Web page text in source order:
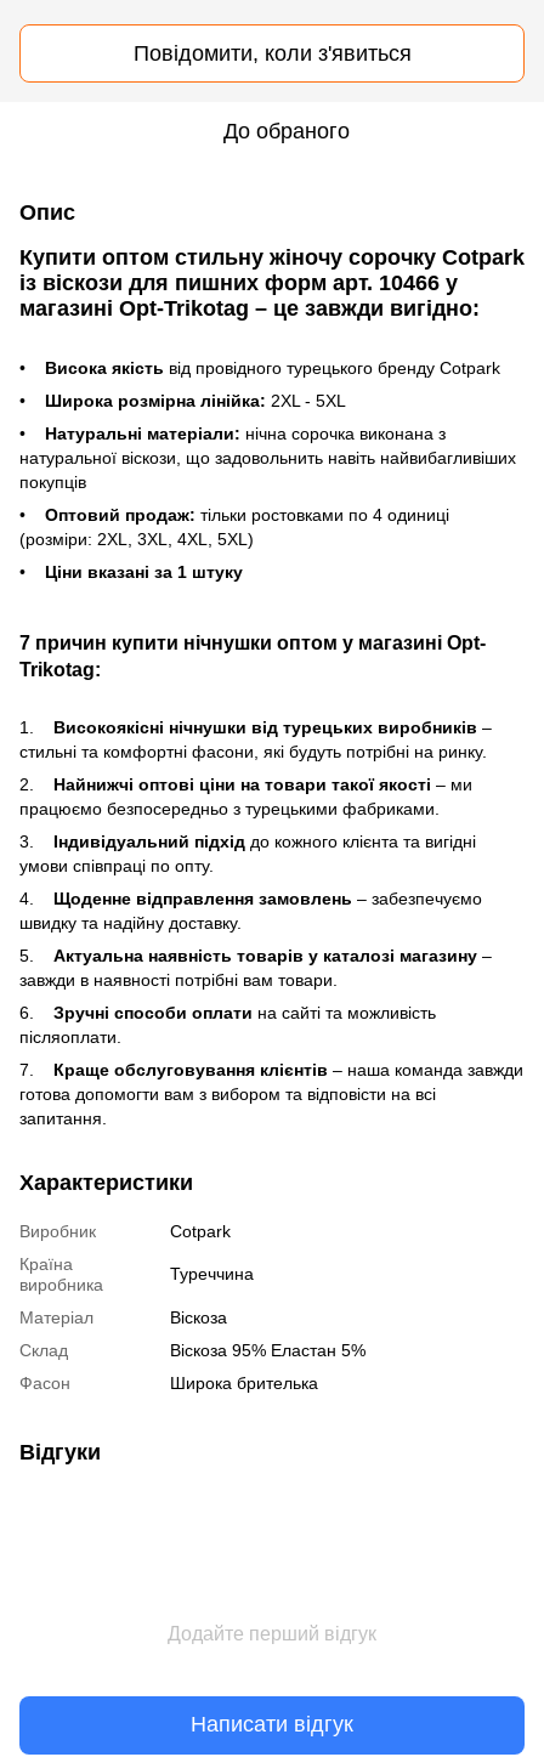
Повідомити, коли з'явиться
До обраного
Опис
Купити оптом стильну жіночу сорочку Cotpark
із віскози для пишних форм арт. 10466 у
магазині Opt-Trikotag – це завжди вигідно:
• Висока якість від провідного турецького бренду Cotpark
• Широка розмірна лінійка: 2XL - 5XL
• Натуральні матеріали: нічна сорочка виконана з
натуральної віскози, що задовольнить навіть найвибагливіших
покупців
• Оптовий продаж: тільки ростовками по 4 одиниці
(розміри: 2XL, 3XL, 4XL, 5XL)
• Ціни вказані за 1 штуку
7 причин купити нічнушки оптом у магазині Opt-
Trikotag:
1. Високоякісні нічнушки від турецьких виробників –
стильні та комфортні фасони, які будуть потрібні на ринку.
2. Найнижчі оптові ціни на товари такої якості – ми
працюємо безпосередньо з турецькими фабриками.
3. Індивідуальний підхід до кожного клієнта та вигідні
умови співпраці по опту.
4. Щоденне відправлення замовлень – забезпечуємо
швидку та надійну доставку.
5. Актуальна наявність товарів у каталозі магазину –
завжди в наявності потрібні вам товари.
6. Зручні способи оплати на сайті та можливість
післяоплати.
7. Краще обслуговування клієнтів – наша команда завжди
готова допомогти вам з вибором та відповісти на всі
запитання.
Характеристики
Виробник
Cotpark
Країна
виробника
Туреччина
Матеріал
Віскоза
Склад
Віскоза 95% Еластан 5%
Фасон
Широка брителька
Відгуки
Додайте перший відгук
Написати відгук